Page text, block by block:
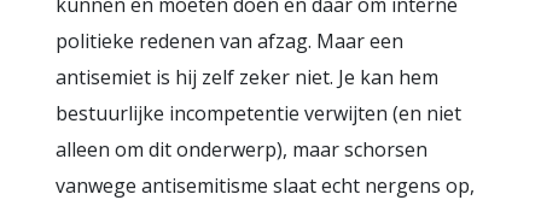
politieke redenen van afzag. Maar een
antisemiet is hij zelf zeker niet. Je kan hem
bestuurlijke incompetentie verwijten (en niet
alleen om dit onderwerp), maar schorsen
vanwege antisemitisme slaat echt nergens op,